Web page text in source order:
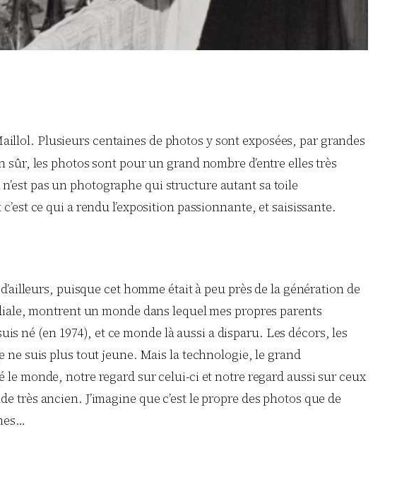
Plusieurs centaines de photos y sont exposées, par grandes
les photos sont pour un grand nombre d’entre elles très
pas un photographe qui structure autant sa toile
ce qui a rendu l’exposition passionnante, et saisissante.
puisque cet homme était à peu près de la génération de
montrent un monde dans lequel mes propres parents
né (en 1974), et ce monde là aussi a disparu. Les décors, les
ne suis plus tout jeune. Mais la technologie, le grand
monde, notre regard sur celui-ci et notre regard aussi sur ceux
très ancien. J’imagine que c’est le propre des photos que de